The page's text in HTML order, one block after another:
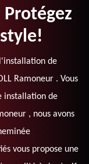
Protégez
de
Ramoneur . Vous
installation de
, nous avons
vous propose une